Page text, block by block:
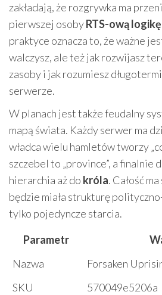
zakładają, że rozgrywka ma
pierwszej osobyRTS-ową
praktyce oznacza to, że ważne
walczysz, ale też jak rozwijasz
zasoby i jak rozumiesz
serwerze.
W planach jest także feudalny
mapą świata. Każdy serwer ma
władca wielu hamletów tworzy
szczebel to „province”, a finalnie
hierarchia aż do króla. Całość
będzie miała strukturę
tylko pojedyncze starcia.
Parametr
Nazwa
Forsaken
SKU
570049e5206a